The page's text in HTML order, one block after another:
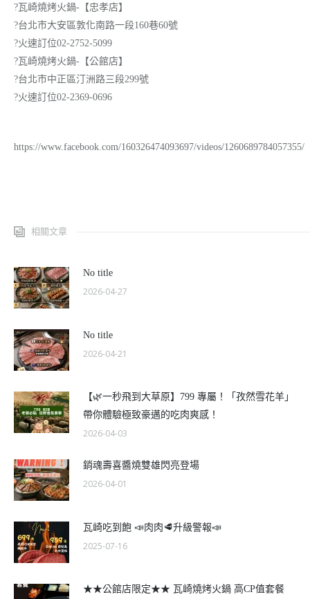
?瓦崎燒烤火鍋-【忠孝店】
?台北市大安區敦化南路一段160巷60號
?火速訂位02-2752-5099
?瓦崎燒烤火鍋-【公館店】
?台北市中正區汀洲路三段299號
?火速訂位02-2369-0696
https://www.facebook.com/160326474093697/videos/1260689784057355/
相關文章
No title
2026-04-27
No title
2026-04-21
【🌿一秒飛到大草原】799 專屬！「孜然雪花羊」
帶你體驗極致豪邁的吃肉爽感！
2026-04-03
銷魂壽喜醬燒雙雄閃亮登場
2026-04-01
瓦崎吃到飽 📣肉肉🥩升級警報📣
2025-07-16
★★公館店限定★★ 瓦崎燒烤火鍋 高CP值套餐